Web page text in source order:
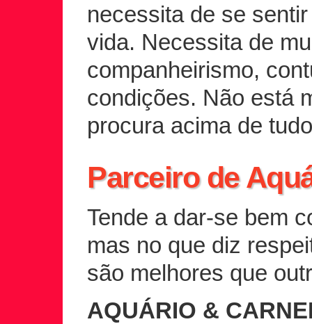
necessita de se
vida. Necessita de
companheirismo,
condições. Não está
procura acima de
Parceiro de
Tende a dar-se bem
mas no que diz
são melhores que
AQUÁRIO &